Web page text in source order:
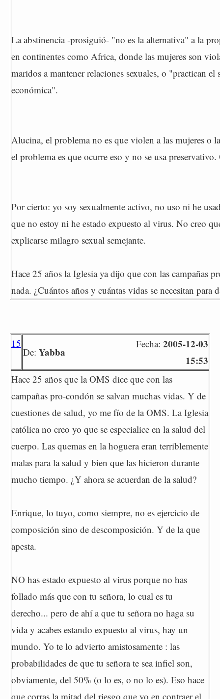
La abstinencia -prosiguió- "no es la alternativa" a la
en continentes como Africa, donde las mujeres son
maridos a mantener relaciones sexuales, o "practican el
económica".
Alucina, el problema no es que violen a las mujeres o
el problema es que ocurre eso y no se usa
Por cierto: yo soy sexualmente activo, no uso ni he
que no estoy ni he estado expuesto al virus. No creo
explicarse milagro sexual semejante.
Hace 25 años la Iglesia ya dijo que con las campañas
nada. ¿Cuántos años y cuántas vidas se necesitan para
15
De: Yabba
Fecha: 2005-12-03
15:53
Hace 25 años que la OMS dice que con las
campañas pro-condón se salvan muchas vidas. Y de
cuestiones de salud, yo me fío de la OMS. La Iglesia
católica no creo yo que se especialice en la salud del
cuerpo. Las quemas en la hoguera eran terriblemente
malas para la salud y bien que las hicieron durante
mucho tiempo. ¿Y ahora se acuerdan de la salud?
Enrique, lo tuyo, como siempre, no es ejercicio de
composición sino de descomposición. Y de la que
apesta.
NO has estado expuesto al virus porque no has
follado más que con tu señora, lo cual es tu
derecho... pero de ahí a que tu señora no haga su
vida y acabes estando expuesto al virus, hay un
mundo. Yo te lo advierto amistosamente : las
probabilidades de que tu señora te sea infiel son,
obviamente, del 50% (o lo es, o no lo es). Eso hace
que corras la mitad del riesgo que yo en contraer el